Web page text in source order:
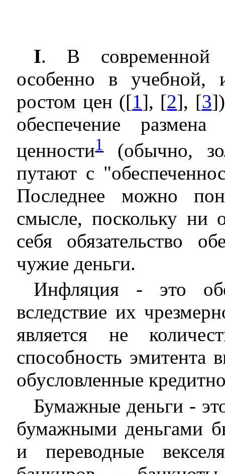
I. В современной
особенно в учебной,
ростом цен ([1], [2], [3
обеспечение
ценности1(обычно,
путают с
Последнее можно
смысле, поскольку ни
себя обязательство
чужие деньги.
Инфляция - это
вследствие их
является не
способность эмитента
обусловленные
Бумажные деньги -
бумажными деньгами
и переводные